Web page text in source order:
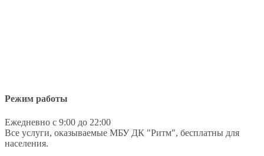
Режим работы
Ежедневно с 9:00 до 22:00
Все услуги, оказываемые МБУ ДК "Ритм", бесплатны для
населения.